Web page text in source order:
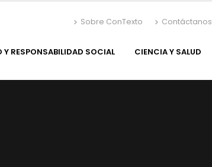
Sobre ConTexto Contáctanos
Y RESPONSABILIDAD SOCIAL CIENCIA Y SALUD